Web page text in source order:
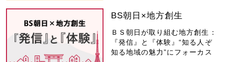
BS朝日×地方創生
ＢＳ朝日が取り組む地方創生：
『発信』と『体験』“知る人ぞ
知る地域の魅力”にフォーカス